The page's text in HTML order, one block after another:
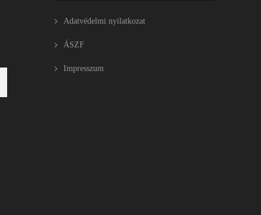
Adatvédelmi nyilatkozat
ÁSZF
Impresszum